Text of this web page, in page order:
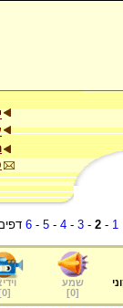
1
-
2
-
3
-
4
-
5
-
6
שמע
[
0
]
[
0